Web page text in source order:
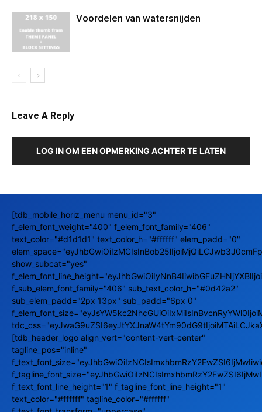
Voordelen van watersnijden
Leave A Reply
LOG IN OM EEN OPMERKING ACHTER TE LATEN
[tdb_mobile_horiz_menu menu_id="3"
f_elem_font_weight="400" f_elem_font_family="406"
text_color="#d1d1d1" text_color_h="#ffffff" elem_padd="0"
show_subcat="yes"
f_sub_elem_font_family="406" sub_text_color_h="#0d42a2"
sub_elem_padd="2px 13px" sub_padd="6px 0"
[tdb_header_logo align_vert="content-vert-center"
tagline_pos="inline"
f_text_font_line_height="1" f_tagline_font_line_height="1"
text_color="#ffffff" tagline_color="#ffffff"